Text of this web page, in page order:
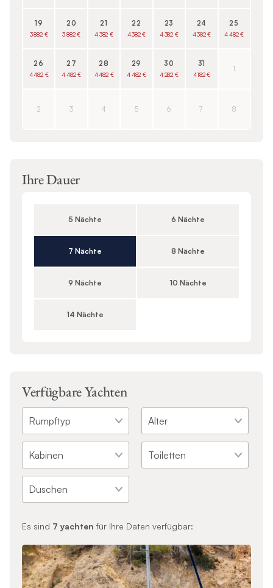
19
3 882 €
20
3 882 €
21
4 382 €
22
4 382 €
23
4 382 €
24
4 382 €
25
4 482 €
26
4 482 €
27
4 482 €
28
4 482 €
29
4 482 €
30
4 282 €
31
4 182 €
1
2 3 4 5 6 7 8
Ihre Dauer
5 Nächte 6 Nächte
7 Nächte 8 Nächte
9 Nächte 10 Nächte
14 Nächte
Verfügbare Yachten
Es sind 7 yachten für Ihre Daten verfügbar: